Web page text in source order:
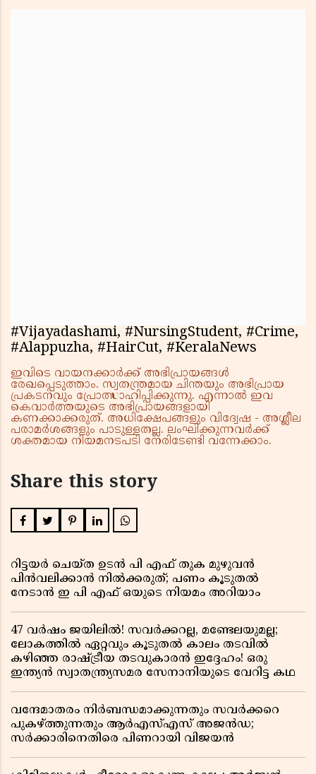
#Vijayadashami, #NursingStudent, #Crime,
#Alappuzha, #HairCut, #KeralaNews
ഇവിടെ വായനക്കാർക്ക് അഭിപ്രായങ്ങൾ
രേഖപ്പെടുത്താം. സ്വതന്ത്രമായ ചിന്തയും അഭിപ്രായ
പ്രകടനവും പ്രോത്സാഹിപ്പിക്കുന്നു. എന്നാൽ ഇവ
കെവാർത്തയുടെ അഭിപ്രായങ്ങളായി
കണക്കാക്കരുത്. അധിക്ഷേപങ്ങളും വിദ്വേഷ - അശ്ലീല
പരാമർശങ്ങളും പാടുള്ളതല്ല. ലംഘിക്കുന്നവർക്ക്
ശക്തമായ നിയമനടപടി നേരിടേണ്ടി വന്നേക്കാം.
Share this story
റിട്ടയർ ചെയ്ത ഉടൻ പി എഫ് തുക മുഴുവൻ
പിൻവലിക്കാൻ നിൽക്കരുത്; പണം കൂടുതൽ
നേടാൻ ഇ പി എഫ് ഒയുടെ നിയമം അറിയാം
47 വർഷം ജയിലിൽ! സവർക്കറല്ല, മണ്ടേലയുമല്ല;
ലോകത്തിൽ ഏറ്റവും കൂടുതൽ കാലം തടവിൽ
കഴിഞ്ഞ രാഷ്ട്രീയ തടവുകാരൻ ഇദ്ദേഹം! ഒരു
ഇന്ത്യൻ സ്വാതന്ത്ര്യസമര സേനാനിയുടെ വേറിട്ട കഥ
വന്ദേമാതരം നിർബന്ധമാക്കുന്നതും സവർക്കറെ
പുകഴ്ത്തുന്നതും ആർഎസ്എസ് അജൻഡ;
സർക്കാരിനെതിരെ പിണറായി വിജയൻ